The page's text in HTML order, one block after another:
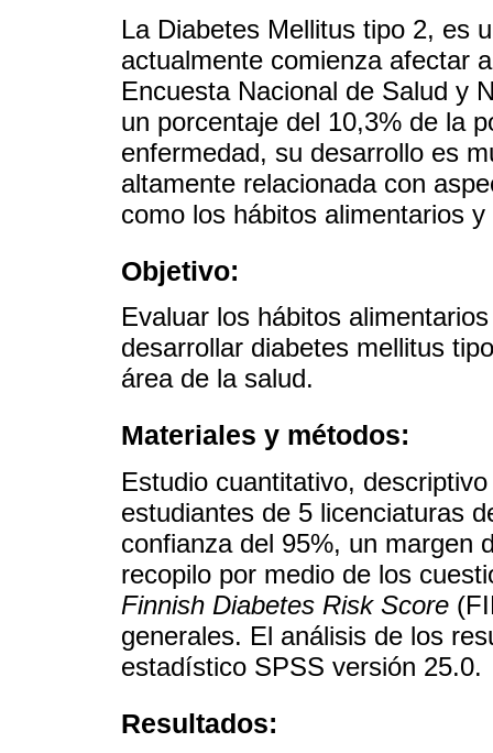
La Diabetes Mellitus tipo 2, es
actualmente comienza afectar
Encuesta Nacional de Salud y
un porcentaje del 10,3% de la
enfermedad, su desarrollo es
altamente relacionada con
como los hábitos alimentarios
Objetivo:
Evaluar los hábitos
desarrollar diabetes mellitus
área de la salud.
Materiales y métodos:
Estudio cuantitativo,
estudiantes de 5 licenciaturas
confianza del 95%, un margen
recopilo por medio de los
Finnish Diabetes Risk Score
generales. El análisis de los
estadístico SPSS versión 25.0.
Resultados: